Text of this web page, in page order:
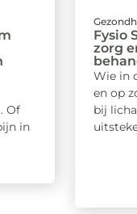
Of
in
Fysio
zorg
Wie in
en op
bij